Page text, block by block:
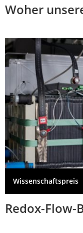
Woher
Wissenschaftspreis
Redox-